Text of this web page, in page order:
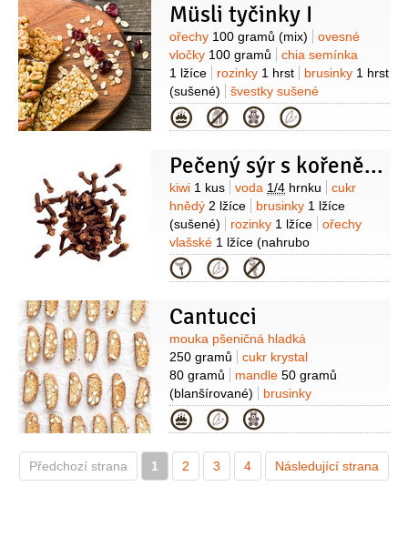
250 mililitrů
sezamová pasta Tahini
1 lžíce
česnek 2 stroužky
šťáva
citronová1 lžíce sůl
Salát:
salát polníček
1 balení
petržel
hladkolistá1/2 svazku
koriandr
1/2svazku olej olivový2 lžíce
citron
1 kus
Müsli tyčinky I
Suroviny
ořechy 100 gramů (mix)
ovesné
vločky 100 gramů
chia semínka
1 lžíce
rozinky 1 hrst brusinky 1 hrst
(sušené)
švestky sušené
1 hrst
banány1 kus
med
200 mililitrů
olej slunečnicový
Kategorie
Pečený sýr s kořeněným kiwi
Suroviny
kiwi 1 kus voda 1/4 hrnku
cukr
hnědý 2 lžíce brusinky 1 lžíce
(sušené)
rozinky 1 lžíce
ořechy
vlašské 1 lžíce (nahrubo
nasekané)
zázvor
(mletý)
hřebíček1/4lžičky
(mleté)
Kategorie
Cantucci
Suroviny
mouka pšeničná hladká
250 gramů
cukr krystal
80 gramů
mandle 50 gramů
(blanšírované)
brusinky
70 gramů
vejce
80 gramů (změklé) likér1 lžíce
vanilkového lusku)
kypřící prášek do
pečiva6 gramů
Kategorie
Předchozí strana 1 2 3 4 Následující strana